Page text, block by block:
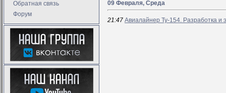
Обратная связь
Форум
09 Февраля, Среда
21:47 Авиалайнер Ту-154. Разработка и